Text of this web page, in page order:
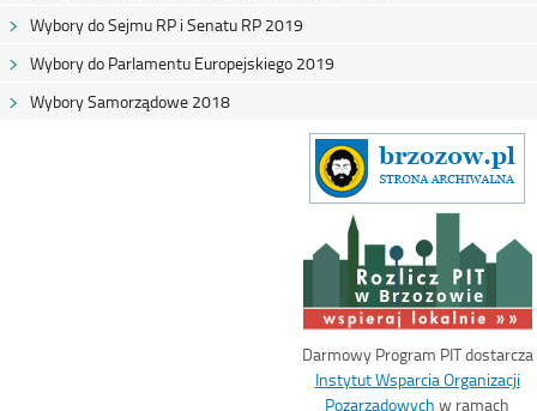
Wybory do Sejmu RP i Senatu RP 2019
Wybory do Parlamentu Europejskiego 2019
Wybory Samorządowe 2018
w Brzozowie
Darmowy Program PIT dostarcza
Instytut Wsparcia Organizacji
Pozarządowych w ramach